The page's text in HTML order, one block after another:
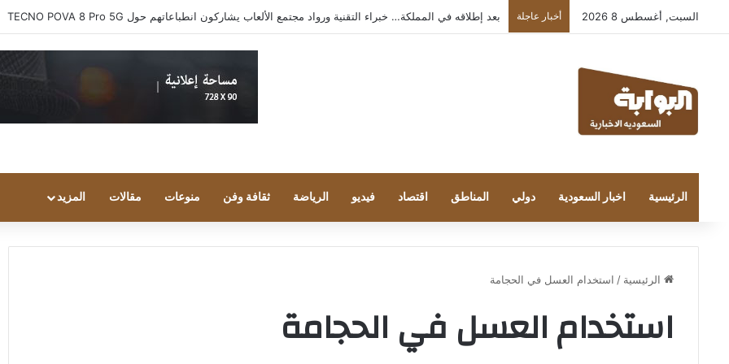
السبت, أغسطس 8 2026 أخبار عاجلة بعد إطلاقه في المملكة… خبراء التقنية ورواد مجتمع الألعاب يشاركون انطباعاتهم حول TECNO POVA 8 Pro 5G
الرئيسية اخبار السعودية دولي المناطق اقتصاد فيديو الرياضة ثقافة وفن منوعات مقالات المزيد
الرئيسية / استخدام العسل في الحجامة
استخدام العسل في الحجامة